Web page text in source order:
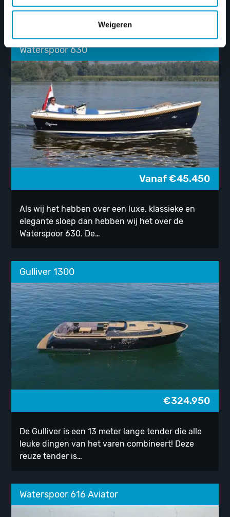
Weigeren
het zonnedek…
Waterspoor 630
Vanaf€45.450
Als wij het hebben over een luxe, klassieke en
elegante sloep dan hebben wij het over de
Waterspoor 630. De…
Gulliver 1300
€324.950
De Gulliver is een 13 meter lange tender die alle
leuke dingen van het varen combineert! Deze
reuze tender is…
Waterspoor 616 Aviator